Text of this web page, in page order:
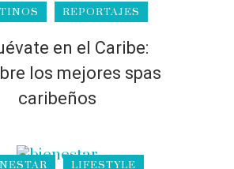
REPORTAJES
en el Caribe:
los mejores spas
caribeños
LIFESTYLE